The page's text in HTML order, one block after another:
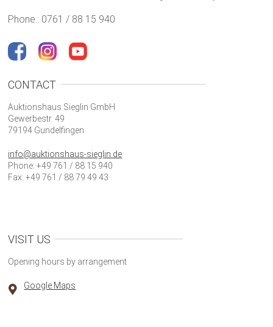
Phone.: 0761 / 88 15 940
CONTACT
Auktionshaus Sieglin GmbH
Gewerbestr. 49
79194 Gundelfingen
info@auktionshaus-sieglin.de
Phone: +49 761 / 88 15 940
Fax: +49 761 / 88 79 49 43
VISIT US
Opening hours by arrangement
Google Maps